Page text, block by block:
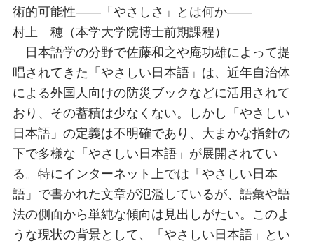
術的可能性――「やさしさ」とは何か――
村上 穂（本学大学院博士前期課程）
日本語学の分野で佐藤和之や庵功雄によって提
唱されてきた「やさしい日本語」は、近年自治体
による外国人向けの防災ブックなどに活用されて
おり、その蓄積は少なくない。しかし「やさしい
日本語」の定義は不明確であり、大まかな指針の
下で多様な「やさしい日本語」が展開されてい
る。特にインターネット上では「やさしい日本
語」で書かれた文章が氾濫しているが、語彙や語
法の側面から単純な傾向は見出しがたい。このよ
うな現状の背景として、「やさしい日本語」とい